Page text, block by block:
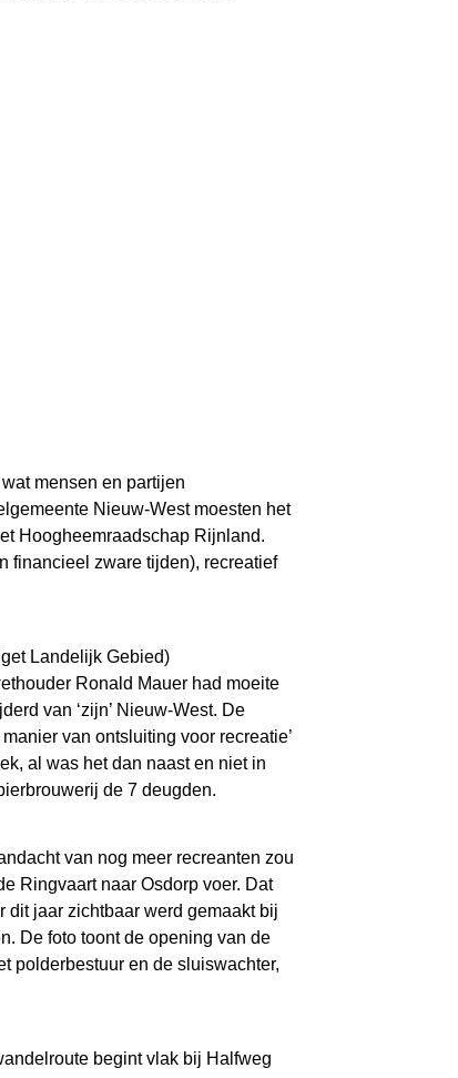
mensen en partijen
Nieuw-West moesten het
Hoogheemraadschap Rijnland.
financieel zware tijden), recreatief
Landelijk Gebied)
Ronald Mauer had moeite
van ‘zijn’ Nieuw-West. De
van ontsluiting voor recreatie’
al was het dan naast en niet in
de 7 deugden.
van nog meer recreanten zou
Ringvaart naar Osdorp voer. Dat
jaar zichtbaar werd gemaakt bij
De foto toont de opening van de
polderbestuur en de sluiswachter,
begint vlak bij Halfweg